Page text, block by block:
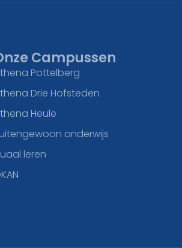
Campussen
Pottelberg
Drie Hofsteden
Heule
onderwijs
leren